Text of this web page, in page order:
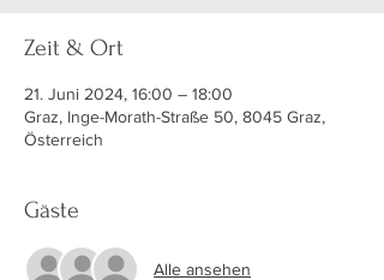
Zeit & Ort
21. Juni 2024, 16:00 – 18:00
Graz, Inge-Morath-Straße 50, 8045 Graz,
Österreich
Gäste
Alle ansehen